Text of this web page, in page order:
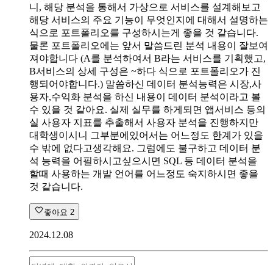
니, 해당 분석을 통해서 가상으로 서비스를 설계해보고
해당 서비스의 주요 기능이 무엇인지에 대해서 설명하는
식으로 포트폴리오를 구성하시는게 좋을 것 같습니다.
물론 포트폴리오에는 앞서 말씀드린 분석 내용이 잘보여
져야합니다 (A를 분석하여서 B라는 서비스를 기획했고,
B서비스의 상세 구성은 ~하다 식으로 포트폴리오가 진
행되어야합니다.) 말씀하신 데이터 분석능력은 시장,사
용자,수익화 분석을 하신 내용이 데이터 분석이라고 볼
수 있을 것 같아요. 실제 실무를 하게되면 앱서비스 등의
실 사용자 지표를 추출해서 사용자 분석을 진행하지만
대학생이시니 그부분에있어서는 어느정도 한계가 있을
수 밖에 없다고생각해요. 그럼에도 불구하고 데이터 분
석 능력을 어필하시고싶으시면 SQL 등 데이터 분석을
할때 사용하는 개발 언어를 어느정도 숙지하시면 좋을
것 같습니다.
좋아요 2
2024.12.08